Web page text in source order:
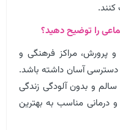
کنند.
پرورش، مراکز فرهنگی و
آسان داشته باشد.
و بدون آلودگی زندگی
درمانی مناسب به بهترین